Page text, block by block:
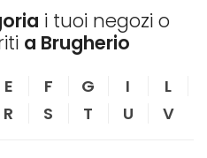
i tuoi negozi o
a Brugherio
E F G I
L
R S T U V